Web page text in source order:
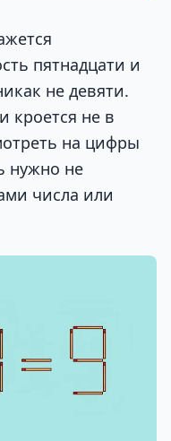
пятнадцати и
не девяти.
кроется не в
на цифры
нужно не
числа или